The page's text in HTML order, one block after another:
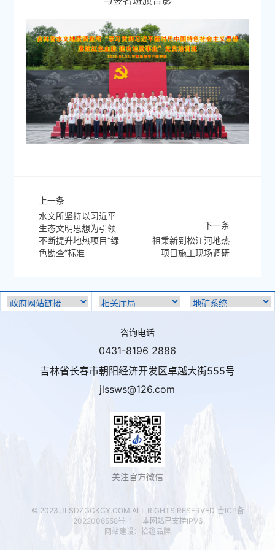
上一条
水文所坚持以习近平
生态文明思想为引领
不断提升地热项目“绿
色勘查”标准
下一条
祖秉新到松江河地热
项目施工现场调研
咨询电话
0431-8196 2886
吉林省长春市朝阳经济开发区卓越大街555号
jlssws@126.com
关注官方微信
© 2023 JLSDZGCKCY.COM ALL RIGHTS RESERVED 吉ICP备
2022006558号-1
本网站已支持IPV6
网站建设 ： 拾趣品牌